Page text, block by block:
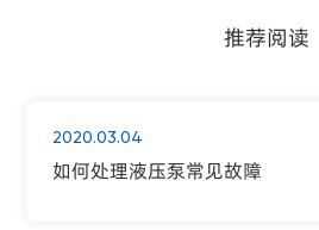
推荐阅读
2020.03.04
如何处理液压泵常见故障